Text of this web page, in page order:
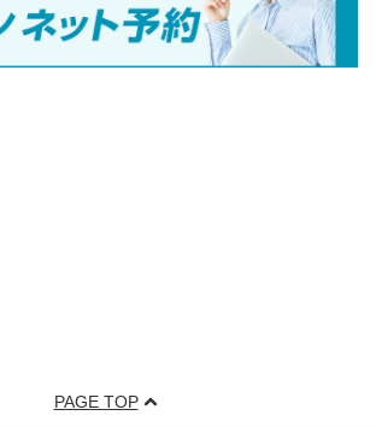
PAGE TOP